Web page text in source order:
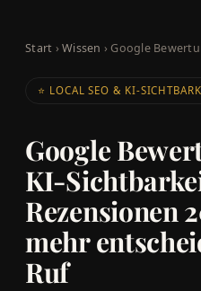
Start › Wissen › Google
⭐ LOCAL SEO & KI-
Google
KI-
Rezensionen
mehr
Ruf